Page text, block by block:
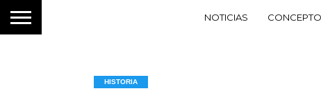
NOTICIAS
HISTORIA